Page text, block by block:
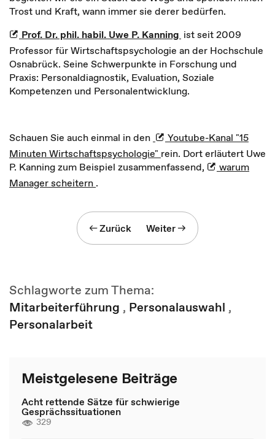
Trost und Kraft, wann immer sie derer bedürfen.
Prof. Dr. phil. habil. Uwe P. Kanning ist seit 2009
Professor für Wirtschaftspsychologie an der Hochschule
Osnabrück. Seine Schwerpunkte in Forschung und
Praxis: Personaldiagnostik, Evaluation, Soziale
Kompetenzen und Personalentwicklung.
Schauen Sie auch einmal in den
Youtube-Kanal "15
Minuten Wirtschaftspsychologie" rein. Dort erläutert Uwe
P. Kanning zum Beispiel zusammenfassend,
warum
Manager scheitern .
Zurück Weiter
Schlagworte zum Thema:
Mitarbeiterführung , Personalauswahl ,
Personalarbeit
Meistgelesene Beiträge
Acht rettende Sätze für schwierige
Gesprächssituationen
329